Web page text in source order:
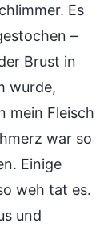
Es
–
Brust in
wurde,
mein Fleisch
war so
Einige
weh tat es.
und